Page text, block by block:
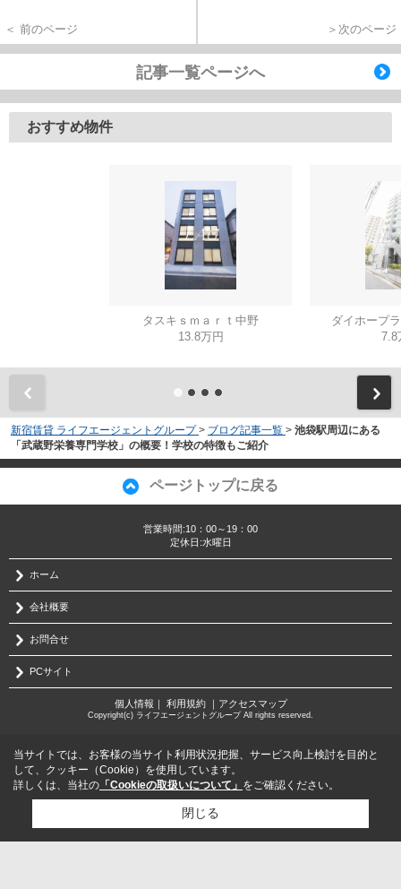
＜ 前のページ ＞次のページ
記事一覧ページへ
おすすめ物件
タスキｓｍａｒｔ中野
13.8万円
ダイホープ
7.8
新宿賃貸 ライフエージェントグループ > ブログ記事一覧 > 池袋駅周辺にある
「武蔵野栄養専門学校」の概要！学校の特徴もご紹介
ページトップに戻る
営業時間:10：00～19：00
定休日:水曜日
ホーム
会社概要
お問合せ
PCサイト
個人情報 利用規約｜ アクセスマップ
Copyright(c) ライフエージェントグループ All rights reserved.
当サイトでは、お客様の当サイト利用状況把握、サービス向上検討を目的と
して、クッキー（Cookie）を使用しています。
詳しくは、当社の 「Cookieの取扱いについて」 をご確認ください。
閉じる